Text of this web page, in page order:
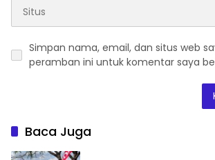
Simpan nama, email, dan situs web
peramban ini untuk komentar saya
Baca Juga